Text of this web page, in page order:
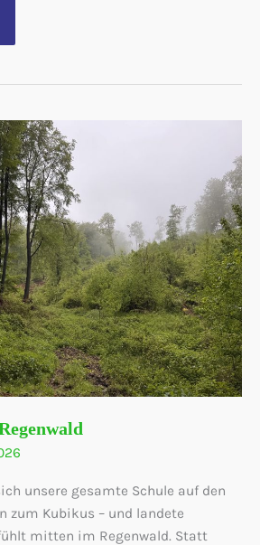
unsere gesamte Schule auf den
zum Kubikus – und landete
mitten im Regenwald. Statt